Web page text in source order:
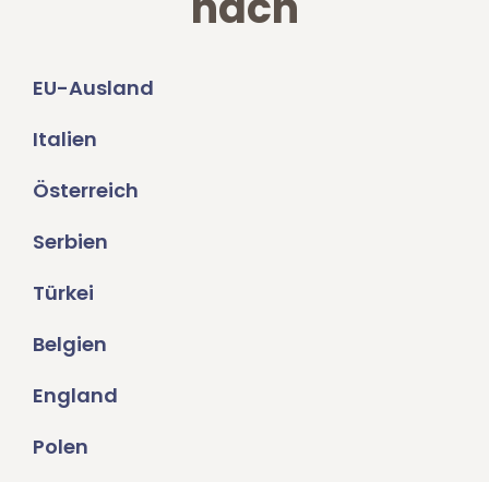
EU-Ausland
Italien
Österreich
Serbien
Türkei
Belgien
England
Polen